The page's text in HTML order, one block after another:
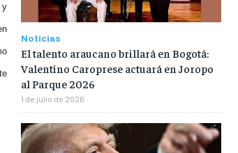
y
Noticias
El talento araucano brillará en Bogotá:
Valentino Caroprese actuará en Joropo
al Parque 2026
1 de julio de 2026